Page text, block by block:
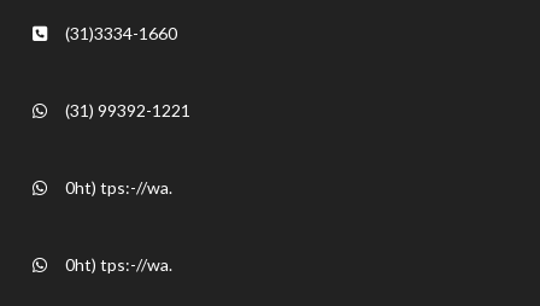
(31)3334-1660
(31) 99392-1221
0ht) tps:-//wa.
0ht) tps:-//wa.